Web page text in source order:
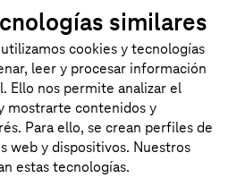
similares
cookies y tecnologías
leer y procesar información
Ello nos permite analizar el
mostrarte contenidos y
Para ello, se crean perfiles de
web y dispositivos. Nuestros
estas tecnologías.